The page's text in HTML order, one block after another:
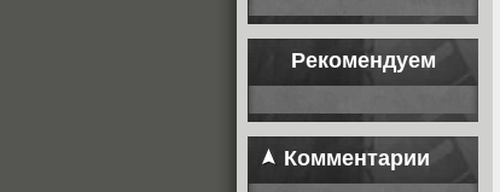
Рекомендуем
Комментарии